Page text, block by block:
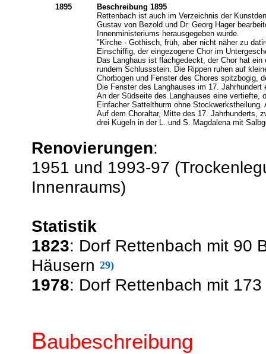
1895
Beschreibung 1895
Rettenbach ist auch im Verzeichnis der
Gustav von Bezold und Dr. Georg Hager
Innenministeriums herausgegeben wurde.
"Kirche - Gothisch, früh, aber nicht näher zu
Einschiffig, der eingezogene Chor im
Das Langhaus ist flachgedeckt, der Chor hat
rundem Schlussstein. Die Rippen ruhen auf
Chorbogen und Fenster des Chores spitzbogig,
Die Fenster des Langhauses im 17. Jahrhundert
An der Südseite des Langhauses eine vertiefte,
Einfacher Sattelthurm ohne
Auf dem Choraltar, Mitte des 17. Jahrhunderts,
drei Kugeln in der L. und S. Magdalena mit
Renovierungen:
1951 und 1993-97
Innenraums)
Statistik
1823: Dorf Rettenbach mit 90
Häusern 29)
1978: Dorf Rettenbach mit
Baubeschreibung